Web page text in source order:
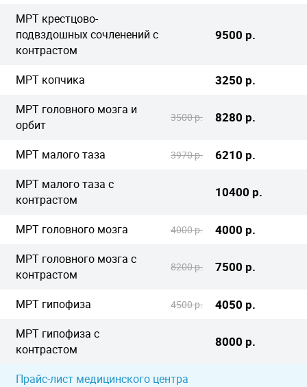
МРТ крестцово-
подвздошных сочленений с
контрастом
9500 р.
МРТ копчика 3250 р.
МРТ головного мозга и
орбит
3500 р. 8280 р.
МРТ малого таза 3970 р. 6210 р.
МРТ малого таза с
контрастом
10400 р.
МРТ головного мозга 4000 р. 4000 р.
МРТ головного мозга с
контрастом
8200 р. 7500 р.
МРТ гипофиза 4500 р. 4050 р.
МРТ гипофиза с
контрастом
8000 р.
Прайс-лист медицинского центра